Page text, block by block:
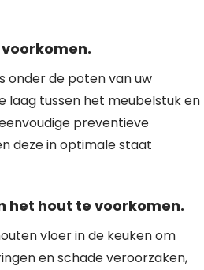
onder de poten van uw
laag tussen het meubelstuk en
preventieve
deze in optimale staat
het hout te voorkomen.
vloer in de keuken om
en schade veroorzaken,